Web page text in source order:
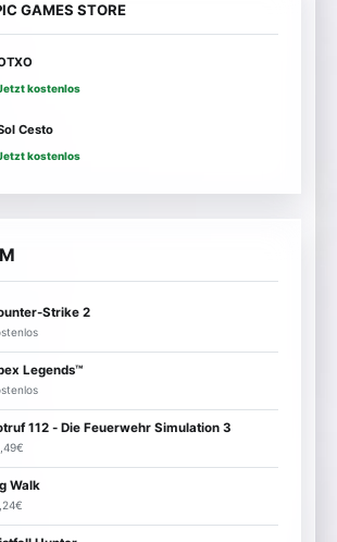
GAMES STORE
kostenlos
Cesto
kostenlos
Strike 2
Legends™
112 - Die Feuerwehr Simulation 3
Walk